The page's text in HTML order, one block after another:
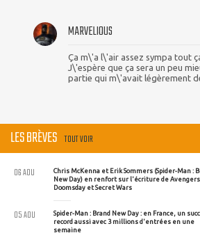
MARVELIOUS
Ça m\'a l\'air assez sympa tout
J\'espère que ça sera un peu
partie qui m\'avait légèrement
LES BRÈVES TOUT VOIR
Chris McKenna et Erik Sommers (Spider-Man :
New Day) en renfort sur l'écriture de Avengers
Doomsday et Secret Wars
06 AOU
Spider-Man : Brand New Day : en France, un
record aussi avec 3 millions d'entrées en une
semaine
05 AOU